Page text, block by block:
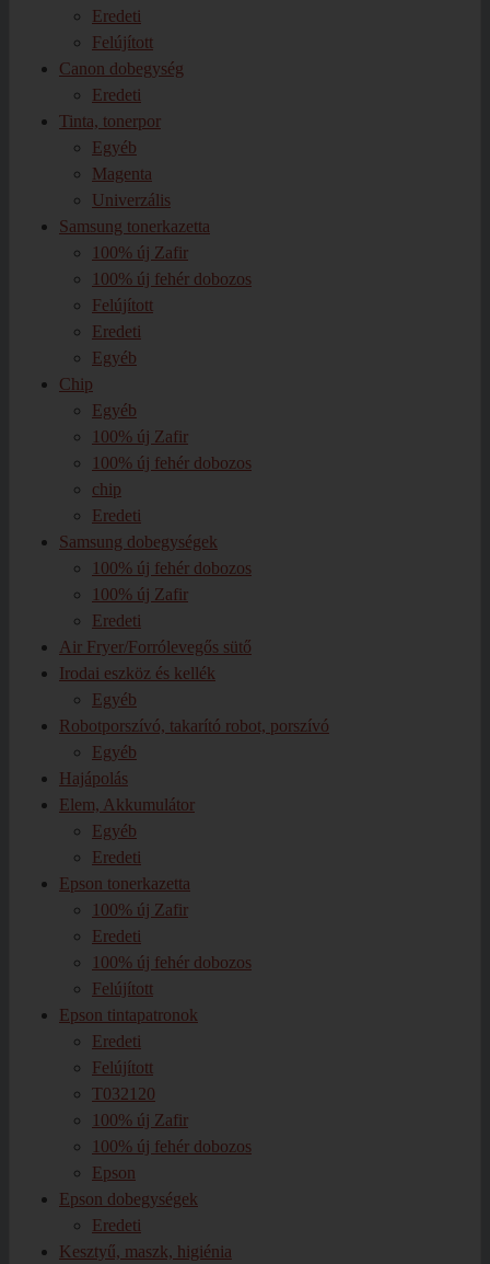
Eredeti
Felújított
Canon dobegység
Eredeti
Tinta, tonerpor
Egyéb
Magenta
Univerzális
Samsung tonerkazetta
100% új Zafir
100% új fehér dobozos
Felújított
Eredeti
Egyéb
Chip
Egyéb
100% új Zafir
100% új fehér dobozos
chip
Eredeti
Samsung dobegységek
100% új fehér dobozos
100% új Zafir
Eredeti
Air Fryer/Forrólevegős sütő
Irodai eszköz és kellék
Egyéb
Robotporszívó, takarító robot, porszívó
Egyéb
Hajápolás
Elem, Akkumulátor
Egyéb
Eredeti
Epson tonerkazetta
100% új Zafir
Eredeti
100% új fehér dobozos
Felújított
Epson tintapatronok
Eredeti
Felújított
T032120
100% új Zafir
100% új fehér dobozos
Epson
Epson dobegységek
Eredeti
Kesztyű, maszk, higiénia